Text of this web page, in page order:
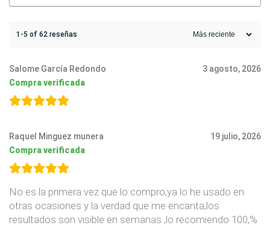
1-5 of 62 reseñas
Salome García Redondo
Compra verificada
3 agosto, 2026
Raquel Minguez munera
Compra verificada
19 julio, 2026
No es la primera vez que lo compro,ya lo he usado en
otras ocasiones y la verdad que me encanta,los
resultados son visible en semanas ,lo recomiendo 100,%